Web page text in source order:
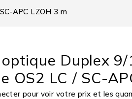
APC LZOH 3 m
Duplex
OS2 LC / SC-
pour voir votre prix et les